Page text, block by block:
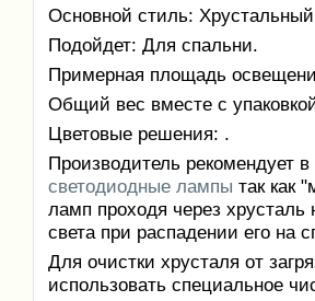
Основной стиль:
Подойдет: Для спальни.
Примерная площадь
Общий вес вместе с
Цветовые решения: .
Производитель рекомендует
светодиодные лампы так как
ламп проходя через хрусталь
света при распадении его на
Для очистки хрусталя от
использовать специальное